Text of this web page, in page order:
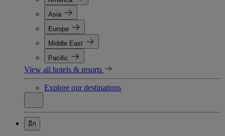
Asia
Europe
Middle East
Pacific
View all hotels & resorts
Explore our destinations
อีก